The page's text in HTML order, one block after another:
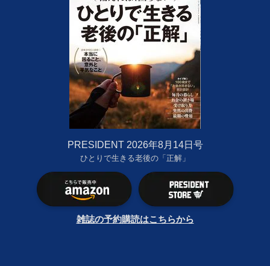
PRESIDENT 2026年8月14日号
ひとりで生きる老後の「正解」
雑誌の予約購読はこちらから